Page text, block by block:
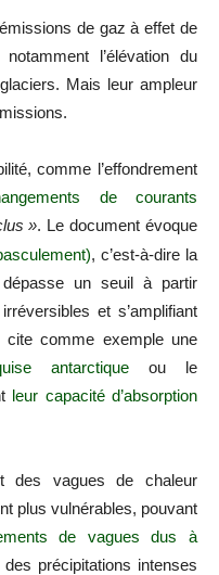
de gaz à effet de
l’élévation du
Mais leur ampleur
comme l’effondrement
de courants
». Le document évoque
, c’est-à-dire la
un seuil à partir
et s’amplifiant
comme exemple une
antarctiqueou le
leur capacité d’absorption
des vagues de chaleur
plus vulnérables, pouvant
de vagues dus à
précipitations intenses